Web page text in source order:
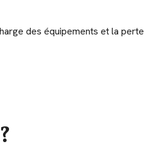
des équipements et la perte